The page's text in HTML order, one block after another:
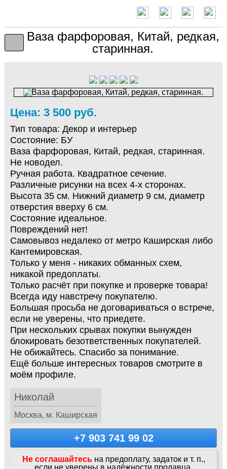
Ваза фарфоровая, Китай, редкая,
старинная.
Цена: 3 500 руб.
Тип товара: Декор и интерьер
Состояние: БУ
Ваза фарфоровая, Китай, редкая, старинная.
Не новодел.
Ручная работа. Квадратное сечение.
Различные рисунки на всех 4-х сторонах.
Высота 35 см. Нижний диаметр 9 см, диаметр
отверстия вверху 6 см.
Состояние идеальное.
Повреждений нет!
Самовывоз недалеко от метро Каширская либо
Кантемировская.
Только у меня - никаких обманных схем,
никакой предоплаты.
Только расчёт при покупке и проверке товара!
Всегда иду навстречу покупателю.
Большая просьба не договариваться о встрече,
если не уверены, что приедете.
При нескольких срывах покупки вынужден
блокировать безответственных покупателей.
Не обижайтесь. Спасибо за понимание.
Ещё больше интересных товаров смотрите в
моём профиле.
Николай
Москва, м. Каширская
+7 903 741 99 02
Не соглашайтесь на предоплату, задаток и т. п.,
если не уверены в надёжности продавца.